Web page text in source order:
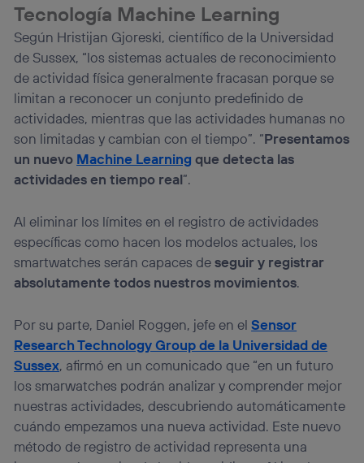
Tecnología Machine Learning
Según Hristijan Gjoreski, científico de la Universidad
de Sussex, “los sistemas actuales de reconocimiento
de actividad física generalmente fracasan porque se
limitan a reconocer un conjunto predefinido de
actividades, mientras que las actividades humanas no
son limitadas y cambian con el tiempo”. “Presentamos
un nuevo Machine Learning que detecta las
actividades en tiempo real”.
Al eliminar los límites en el registro de actividades
específicas como hacen los modelos actuales, los
smartwatches serán capaces deseguir y registrar
absolutamente todos nuestros movimientos.
Por su parte, Daniel Roggen, jefe en elSensor
Research Technology Group de la Universidad de
Sussex, afirmó en un comunicado que “en un futuro
los smarwatches podrán analizar y comprender mejor
nuestras actividades, descubriendo automáticamente
cuándo empezamos una nueva actividad. Este nuevo
método de registro de actividad representa una